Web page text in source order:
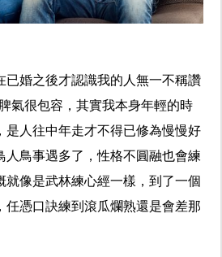
已婚之後才認識我的人無一不稱讚
氣很包容，其實我本身年輕的時
是人往中年走才不得已修為慢慢好
人鳥事遇多了，性格不圓融也會練
就像是武林練心經一樣，到了一個
任憑口訣練到滾瓜爛熟還是會差那